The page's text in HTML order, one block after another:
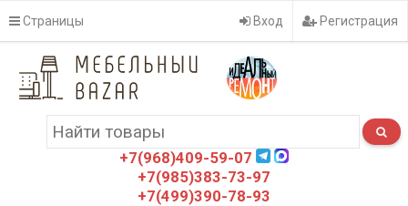
Страницы Вход Регистрация
+7(968)409-59-07
+7(985)383-73-97
+7(499)390-78-93